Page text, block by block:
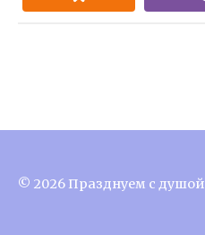
© 2026 Празднуем с душой